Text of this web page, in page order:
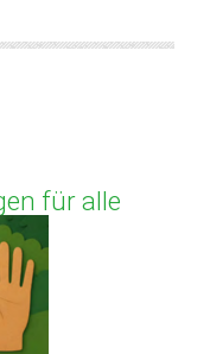
für alle